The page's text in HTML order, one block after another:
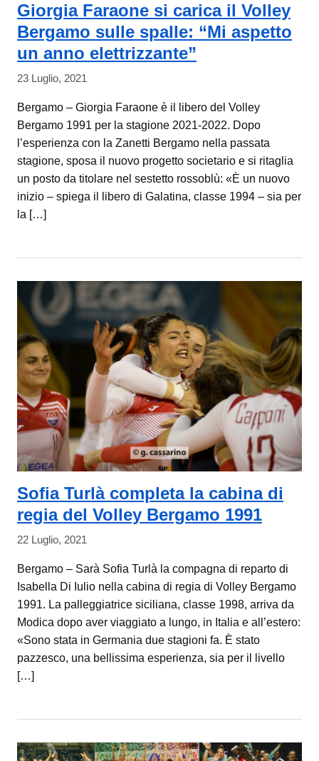
Giorgia Faraone si carica il Volley
Bergamo sulle spalle: “Mi aspetto
un anno elettrizzante”
23 Luglio, 2021
Bergamo – Giorgia Faraone è il libero del Volley
Bergamo 1991 per la stagione 2021-2022. Dopo
l’esperienza con la Zanetti Bergamo nella passata
stagione, sposa il nuovo progetto societario e si ritaglia
un posto da titolare nel sestetto rossoblù: «È un nuovo
inizio – spiega il libero di Galatina, classe 1994 – sia per
la […]
Sofia Turlà completa la cabina di
regia del Volley Bergamo 1991
22 Luglio, 2021
Bergamo – Sarà Sofia Turlà la compagna di reparto di
Isabella Di Iulio nella cabina di regia di Volley Bergamo
1991. La palleggiatrice siciliana, classe 1998, arriva da
Modica dopo aver viaggiato a lungo, in Italia e all’estero:
«Sono stata in Germania due stagioni fa. È stato
pazzesco, una bellissima esperienza, sia per il livello
[…]